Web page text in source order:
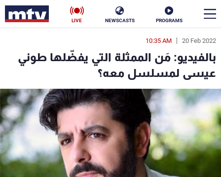
PROGRAMS
NEWSCASTS
LIVE
20 Feb 2022
10:35 AM
بالفيديو: مَن الممثلة التي يفضّلها طوني
عيسى لمسلسل معه؟
en
الأخبار
سياسة ناس
إقتصاد
منوعات رياضة
كأس العالم